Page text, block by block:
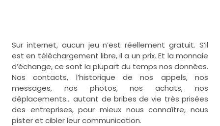
Sur internet, aucun jeu n’est réellement gratuit. S’il
est en téléchargement libre, il a un prix. Et la monnaie
d’échange, ce sont la plupart du temps nos données.
Nos contacts, l’historique de nos appels, nos
messages, nos photos, nos achats, nos
déplacements… autant de bribes de vie très prisées
des entreprises, pour mieux nous connaître, nous
pister et cibler leur communication.